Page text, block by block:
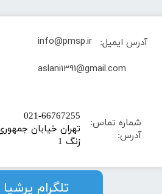
شماره تماس:
آدرس:
​021-66767255
زنگ 1
آدرس ایمیل:
info@pmsp.ir
​aslani1391@gmail.com
​​​​تلگرام پرشیا